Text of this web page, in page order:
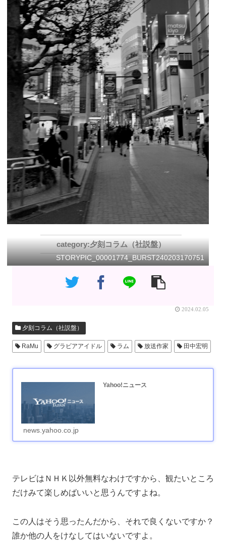
夕刻コラム（社説盤）
STORYPIC_00001774_BURST240203170751
2024.02.05
夕刻コラム（社説盤）
RaMu グラビアアイドル ラム 放送作家 田中宏明
Yahoo!ニュース
news.yahoo.co.jp
テレビはＮＨＫ以外無料なわけですから、観たいところ
だけみて楽しめばいいと思うんですよね。
この人はそう思ったんだから、それで良くないですか？
誰か他の人をけなしてはいないですよ。